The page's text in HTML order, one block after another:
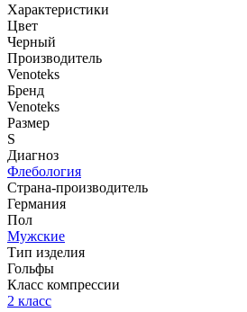
Характеристики
Цвет
Черный
Производитель
Venoteks
Бренд
Venoteks
Размер
S
Диагноз
Флебология
Страна-производитель
Германия
Пол
Мужские
Тип изделия
Гольфы
Класс компрессии
2 класс